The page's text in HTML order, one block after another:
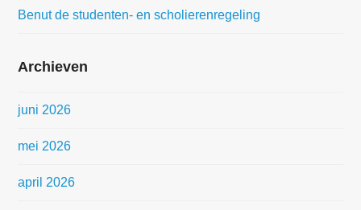
Benut de studenten- en scholierenregeling
Archieven
juni 2026
mei 2026
april 2026